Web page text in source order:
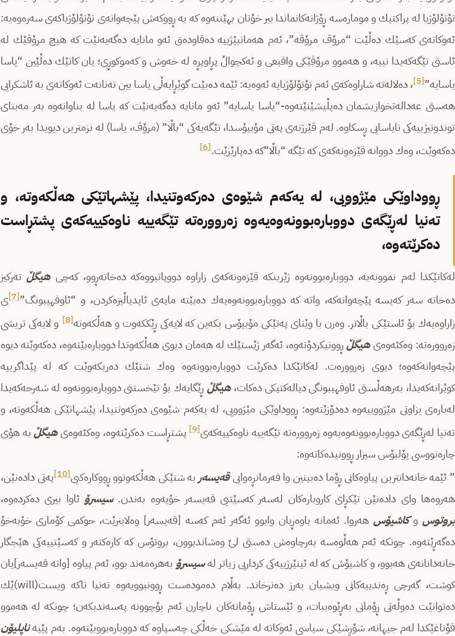
تۆتۆلۆژیا له‌ پراكتیك و‌ موماره‌سه‌ ڕۆژانه‌كانماندا بیر خۆتان بهێننه‌وه كه‌ ‌به‌ ڕووكه‌ش پێچه‌وانه‌ی تۆتۆلۆژیاكه‌ی سه‌ره‌وه‌یه‌‌:
ئه‌وكاته‌ی كه‌سێك ده‌ڵێت “مرۆڤ مرۆڤه‌”، ئه‌م هه‌مانبێژییه‌ ده‌قاوده‌ق ئه‌و مانایه‌ ده‌گه‌یه‌نێت كه‌ هیچ مرۆڤێك له‌
ئاستی تێگه‌كه‌یدا نییه‌، و هه‌موو مرۆڤێكی واقیعی و ئه‌كچواڵ پڕاوپڕه‌ له‌ خه‌وش و كه‌موكوڕی‌؛ یان كاتێك ده‌ڵێین “یاسا
یاسایه‌”[5]
، ده‌لاله‌ته‌ شاراوه‌كه‌ی ئه‌م تۆتۆلۆژیایه‌ ئه‌وه‌یه‌: ئێمه‌ ده‌بێت گوێڕایه‌ڵی یاسا بین ته‌نانه‌ت ئه‌وكاته‌ی‌ به‌ ئاشكرایی
هه‌ستی عه‌داله‌تخوازیشمان ده‌پڵیشێنێته‌وه‌-“یاسا یاسایه‌” ئه‌و مانایه‌ ده‌گه‌یه‌نێت كه‌ یاسا له‌ بناوانه‌وه‌ به‌ر مه‌بنای
توندوتیژییه‌كی نایاسایی ڕسكاوه‌. له‌م ڤێرژنه‌ی په‌تی مۆبیۆسدا، تێگه‌یه‌كی “باڵا” (مرۆڤ، یاسا) له‌ نزمترین دیویدا به‌ر خۆی
ده‌كه‌وێت، وه‌ك دووانه‌ قێزه‌ونه‌كه‌ی كه‌ تێگه‌ “باڵا”كه‌ ده‌پارێزێت.[6]
ڕووداوێكی مێژوویی، له‌ یه‌كه‌م شێوه‌ی ده‌ركه‌وتنیدا، پێشهاتێكی هه‌ڵكه‌وته‌‌، و
ته‌نیا له‌ڕێگه‌ی دووباره‌بوونه‌وه‌یه‌وه‌ زه‌رووره‌ته‌ تێگه‌ییه‌ ناوه‌كییه‌كه‌ی پشتڕاست
ده‌كرێته‌وه‌،
له‌كاتێكدا له‌م نموونه‌یه‌، دووباره‌بوونه‌وه‌ ژێربنكه‌ قێزه‌ونه‌كه‌ی زاراوه‌ دووپاتبووه‌كه‌ ده‌خاته‌ڕوو، كه‌چیهیگڵته‌ركیز
ده‌خاته‌ سه‌ر كه‌یسه‌ پێچه‌وانه‌كه‌، واته كه‌ دووباره‌بوونه‌وه‌یه‌ك ده‌بێته‌ مایه‌ی ئایدیاڵیزه‌كردن، و “ئاوفهیبونگ”[7]
ی
زاراوه‌یه‌ك‌ بۆ ئاستێكی باڵاتر. وه‌رن با وێنای په‌تێكی مۆبیۆس بكه‌ین كه‌ لایه‌كی ڕێککەوت و هه‌ڵكه‌وته[8]
‌ و لایه‌كی تریشی
زه‌رووره‌ته‌: وه‌كئه‌وه‌یهیگڵڕوونیكردۆته‌وه‌، ئه‌گه‌ر ژێستێك له‌ هه‌مان دیوی‌ هه‌ڵكه‌وتدا دووباره‌بێته‌وه‌، ده‌كه‌وێته‌ دیوه‌
پێچه‌وانه‌كه‌وه‌؛ دیوی زه‌رووره‌ت. له‌كاتێكدا ده‌كرێت دووباره‌بوونه‌وه‌ وه‌ك شتێك ده‌ربكه‌وێت كه له‌ پێداگرییه‌
كوێرانه‌كه‌یدا، به‌رهه‌ڵستی ئاوفهیبونگی دیاله‌كتیكی ده‌كات،هیگڵ ڕێگایه‌ك بۆ تێخستنی دووباره‌بوونه‌وه‌ له‌ شه‌رحه‌كه‌یدا
له‌باره‌ی بزاوتی مێژووییه‌وه‌ ده‌دۆزێته‌وه‌: ڕووداوێكی مێژوویی، له‌ یه‌كه‌م شێوه‌ی ده‌ركه‌وتنیدا، پێشهاتێكی هه‌ڵكه‌وته‌‌، و
ته‌نیا له‌ڕێگه‌ی دووباره‌بوونه‌وه‌یه‌وه‌ زه‌رووره‌ته‌ تێگه‌ییه‌ ناوه‌كییه‌كه‌ی[9] پشتڕاست ده‌كرێته‌وه‌، وه‌كئه‌وه‌یهیگڵبه‌ هۆی
چاره‌نووسی یۆلیۆس سیزار ڕوونیده‌كاته‌وه‌:
” ئێمه‌ خانه‌دانترین پیاوه‌كانی ڕۆما ده‌بینین وا فه‌رمانڕه‌واییقه‌یسه‌ر به‌ شتێكی هه‌ڵكه‌وتوو ڕووكاره‌كیی[10]
په‌تی داده‌نێن،
هه‌روه‌ها وای داده‌نێن تێكڕای كاروباره‌كان له‌سه‌ر كه‌سێتیی قه‌یسه‌ر خۆیه‌وه‌ به‌ندن.سیسرۆ ئاوا بیری ده‌كرده‌وه‌،
بروتوس وكاشیۆس هه‌روا. ئه‌مانه‌ باوه‌ڕیان وابوو ئه‌گه‌ر ئه‌م كه‌سه‌ [قه‌یسه‌ر] وه‌لابنرێت، حوكمی كۆماری خۆبه‌خۆ
ده‌گه‌ڕێته‌وه. چونكه‌ ئه‌م هه‌ڵوه‌سه‌ به‌رچاوه‌ش ده‌ستی لێ وه‌شاندبوون، بروتۆس كه‌ كاره‌كته‌ر و كه‌سێتییه‌كی هێجگار
خانه‌دانانه‌ی هه‌بوو، و كاشیۆش كه‌ له‌ ئینێرژییه‌كی كرداریی زیاتر له‌سیسرۆ به‌هره‌مه‌ند بوو، ئه‌م پیاوه‌ [واته‌ قه‌یسه‌ر]یان
كوشت، گه‌رچی ڕه‌ندییه‌كانی ویشیان به‌رز ده‌نرخاند. به‌ڵام ده‌موده‌ست ڕوونبوویه‌وه‌ ته‌نیا تاكه‌ ویست(will)ێك
ده‌توانێت ده‌وڵه‌تی ڕۆمانی به‌ڕێوه‌ببات، و ئێستاش ڕۆمانه‌كان ناچارن ئه‌م بۆچوونه‌ په‌سه‌ندبكه‌ن؛ چونكه‌ له‌ هه‌موو
قۆناغێكدا له‌م جیهانه‌، شۆڕشێكی سیاسی ئه‌وكاته‌ له‌ مێشكی خه‌ڵكی چه‌سپاوه‌ كه‌ دووباره‌بووبێته‌وه‌. به‌م پێیه‌ناپلیۆن